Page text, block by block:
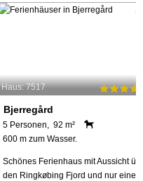
Haus: 7517
Bjerregård
5 Personen, 92 m²
600 m zum Wasser.
Schönes Ferienhaus mit Aussicht
den Ringkøbing Fjord und nur einen